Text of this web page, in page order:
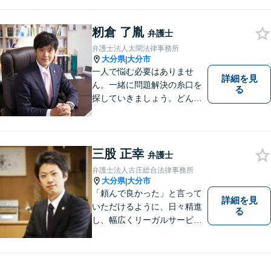
ニーズに応えます。常に市民
に身近で親しみやすい弁護士
であり続けます。
籾倉 了胤 弁護士
弁護士法人太聞法律事務所
大分県|大分市
一人で悩む必要はありませ
ん。一緒に問題解決の糸口を
探していきましょう。どんな
遺産分割、介護などの高齢社
会問題に注力しております。
詳細を見
る
三股 正幸 弁護士
弁護士法人古庄総合法律事務所
大分県|大分市
「頼んで良かった」と言って
いただけるように、日々精進
し、幅広くリーガルサービス
詳細を見
る